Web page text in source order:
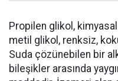
Propilen glikol,
metil glikol, renksiz,
Suda çözünebilen bir
bileşikler arasında